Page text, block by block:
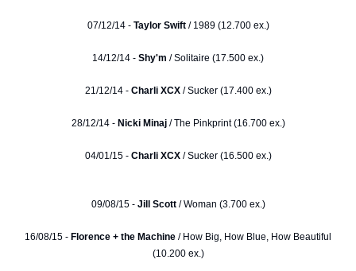
07/12/14 - Taylor Swift/ 1989 (12.700 ex.)
14/12/14 - Shy'm / Solitaire (17.500 ex.)
21/12/14 - Charli XCX/ Sucker (17.400 ex.)
28/12/14 -Nicki Minaj/ The Pinkprint (16.700 ex.)
04/01/15 - Charli XCX/ Sucker (16.500 ex.)
09/08/15 - Jill Scott / Woman (3.700 ex.)
16/08/15 - Florence + the Machine / How Big, How Blue, How Beautiful
(10.200 ex.)